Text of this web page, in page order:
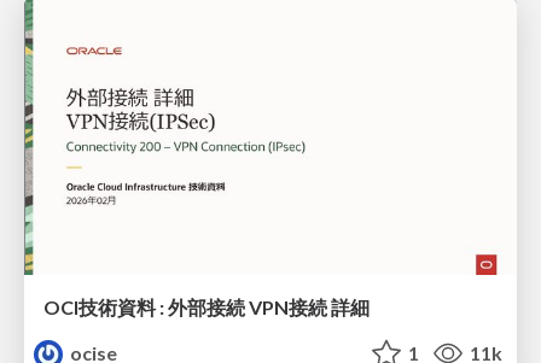
OCI技術資料 : 外部接続 VPN接続 詳細
ocise
1 11k